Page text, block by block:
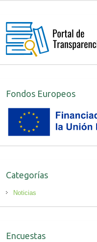
Fondos Europeos
Categorías
Noticias
Encuestas